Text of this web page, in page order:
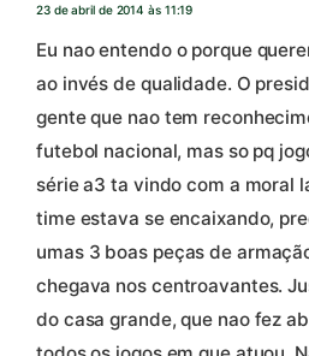
23 de abril de 2014 às 11:19
Eu nao entendo o porque
ao invés de qualidade. O
gente que nao tem
futebol nacional, mas so pq
série a3 ta vindo com a moral
time estava se encaixando,
umas 3 boas peças de
chegava nos centroavantes.
do casa grande, que nao fez